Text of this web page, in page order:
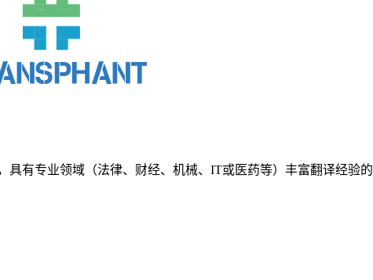
具有专业领域（法律、财经、机械、IT或医药等）丰富翻译经验的